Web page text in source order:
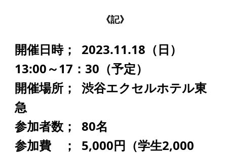
定款
個人情報保護方針
アクセス
給付型奨学金
事業方針
《記》
開催日時； 2023.11.18（日）
13:00～17：30（予定）
開催場所； 渋谷エクセルホテル東
急
参加者数； 80名
参加費 ； 5,000円（学生2,000